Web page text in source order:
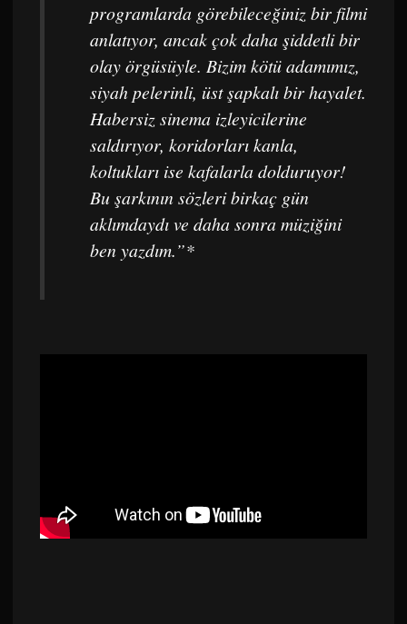
programlarda görebileceğiniz bir filmi
anlatıyor, ancak çok daha şiddetli bir
olay örgüsüyle. Bizim kötü adamımız,
siyah pelerinli, üst şapkalı bir hayalet.
Habersiz sinema izleyicilerine
saldırıyor, koridorları kanla,
koltukları ise kafalarla dolduruyor!
Bu şarkının sözleri birkaç gün
aklımdaydı ve daha sonra müziğini
ben yazdım.”*